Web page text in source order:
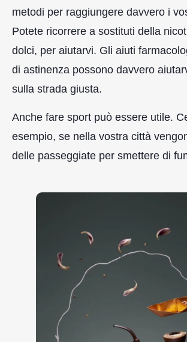
metodi per raggiungere davvero i
Potete ricorrere a sostituti della
dolci, per aiutarvi. Gli aiuti
di astinenza possono davvero
sulla strada giusta.
Anche fare sport può essere utile.
esempio, se nella vostra città
delle passeggiate per smettere di